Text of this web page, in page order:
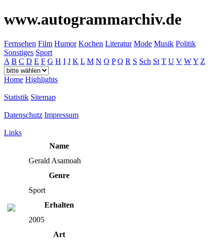
www.autogrammarchiv.de
Fernsehen Film Humor Kochen Literatur Mode Musik Politik
Sonstiges Sport
A B C D E F G H I J K L M N O P Q R S Sch St T U V WY Z
Home Highlights
Statistik Sitemap
Datenschutz Impressum
Links
Name
Gerald Asamoah
Genre
Sport
Erhalten
2005
Art